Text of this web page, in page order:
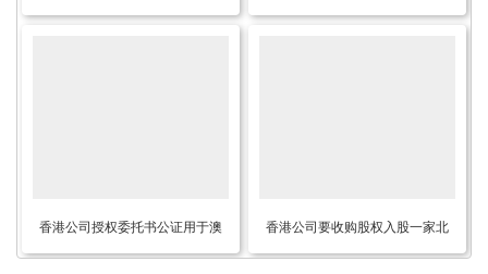
企业怎么办理简化版香港公证文
办理唯一董事决议证明公证呢？
香港公司授权委托书公证用于澳
门注册商标怎么办理呢？
香港公司要收购股权入股一家北
京公司怎么办理香港公司董事决